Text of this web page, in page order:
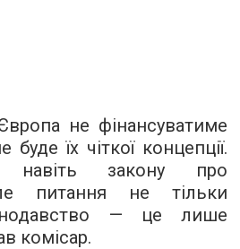
не фінансуватиме
їх чіткої концепції.
навіть закону про
питання не тільки
— це лише
комісар.